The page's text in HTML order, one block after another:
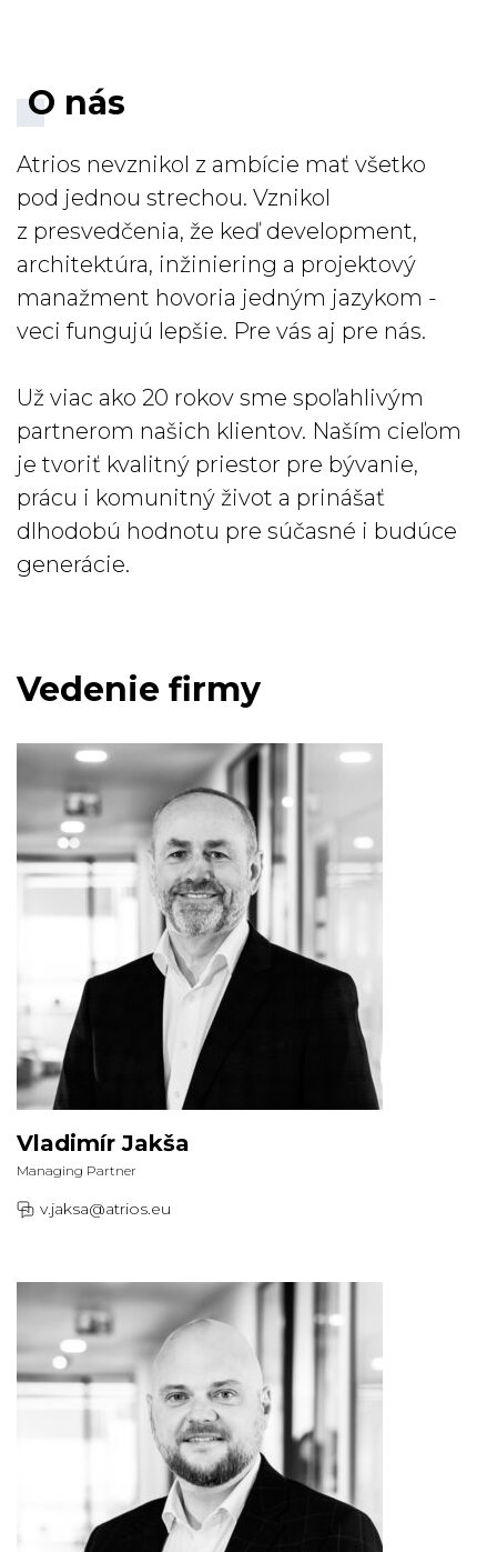
O nás
Atrios nevznikol z ambície mať všetko
pod jednou strechou. Vznikol
z presvedčenia, že keď development,
architektúra, inžiniering a projektový
manažment hovoria jedným jazykom -
veci fungujú lepšie. Pre vás aj pre nás.
Už viac ako 20 rokov sme spoľahlivým
partnerom našich klientov. Naším cieľom
je tvoriť kvalitný priestor pre bývanie,
prácu i komunitný život a prinášať
dlhodobú hodnotu pre súčasné i budúce
generácie.
Vedenie firmy
Vladimír Jakša
Managing Partner
v.jaksa@atrios.eu